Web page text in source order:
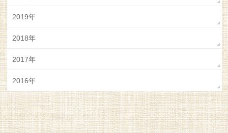
2019年
2018年
2017年
2016年